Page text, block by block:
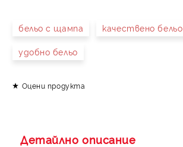
бельо с щампа качествено бельо
удобно бельо
Оцени продукта
Детайлно описание